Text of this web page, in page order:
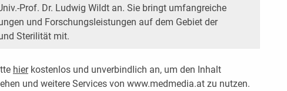
Prof. Dr. Ludwig Wildt an. Sie bringt umfangreiche
und Forschungsleistungen auf dem Gebiet der
Sterilität mit.
hierkostenlos und unverbindlich an, um den Inhalt
und weitere Services von www.medmedia.at zu nutzen.